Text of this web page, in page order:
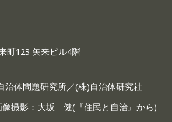
町123 矢来ビル4階
治体問題研究所／(株)自治体研究社
像撮影：大坂 健(『住民と自治』から)